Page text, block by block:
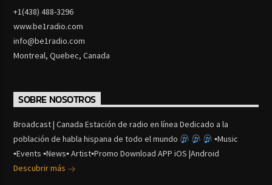
+1(438) 488-3296
www.be1radio.com
info@be1radio.com
Montreal, Quebec, Canada
SOBRE NOSOTROS
Broadcast | Canada Estación de radio en línea Dedicado a la
población de habla hispana de todo el mundo
▪Music
▪Events ▪News▪ Artist▪Promo Download APP iOS |Android
Descubrir más